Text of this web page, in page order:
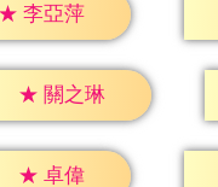
★ 李亞萍
★ 關之琳
★ 卓偉